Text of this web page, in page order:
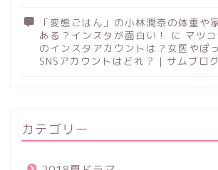
「変態ごはん」の小林潤奈の体重や
ある？インスタが面白い！
に マツ
のインスタアカウントは？女医やぽ
SNSアカウントはどれ？ | サムブロ
カテゴリー